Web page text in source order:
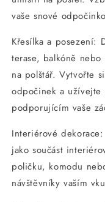
vaše snové
Křesílka a posezení:
terase, balkóně
na polštář. Vytvořte
odpočinek a
podporujícím vaše
Interiérové
jako součást
poličku, komodu
návštěvníky vaším